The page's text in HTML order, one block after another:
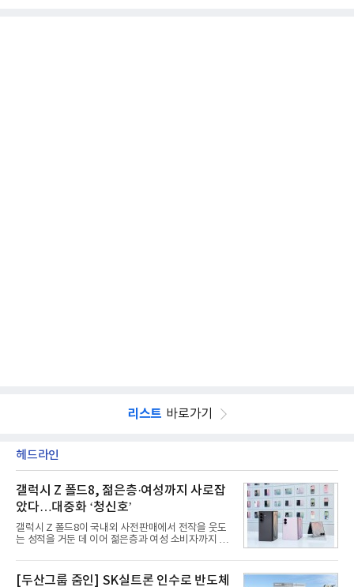
리스트 바로가기
헤드라인
갤럭시 Z 폴드8, 젊은층·여성까지 사로잡
았다…대중화 ‘청신호’
갤럭시 Z 폴드8이 국내외 사전판매에서 전작을 웃도
는 성적을 거둔 데 이어 젊은층과 여성 소비자까지 빠
산성을 앞세운 기존 폴드의 소비자층에서 벗어나 디
자인과 휴대성을 강화하면서 폴더블폰의 대중화를 본
[두산그룹 줌인] SK실트론 인수로 반도체